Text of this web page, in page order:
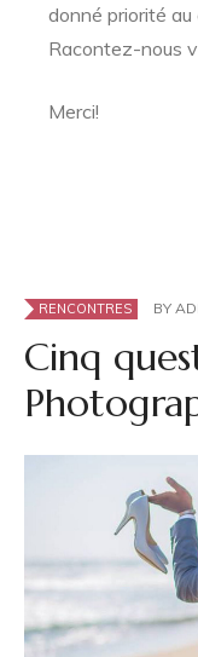
donné priorité
Racontez-nous
Merci!
RENCONTRES BY
Cinq